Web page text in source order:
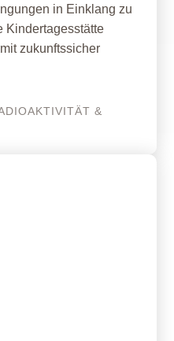
in Einklang zu
Kindertagesstätte
zukunftssicher
&